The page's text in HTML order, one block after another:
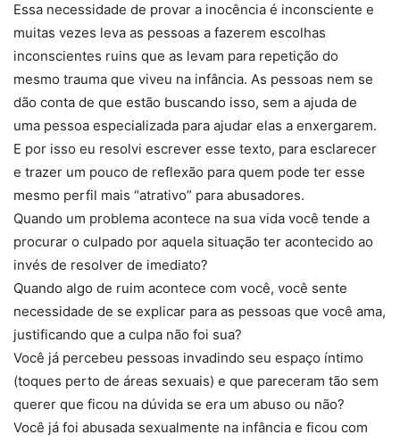
Essa necessidade de provar a inocência é inconsciente e
muitas vezes leva as pessoas a fazerem escolhas
inconscientes ruins que as levam para repetição do
mesmo trauma que viveu na infância. As pessoas nem se
dão conta de que estão buscando isso, sem a ajuda de
uma pessoa especializada para ajudar elas a enxergarem.
E por isso eu resolvi escrever esse texto, para esclarecer
e trazer um pouco de reflexão para quem pode ter esse
mesmo perfil mais “atrativo” para abusadores.
Quando um problema acontece na sua vida você tende a
procurar o culpado por aquela situação ter acontecido ao
invés de resolver de imediato?
Quando algo de ruim acontece com você, você sente
necessidade de se explicar para as pessoas que você ama,
justificando que a culpa não foi sua?
Você já percebeu pessoas invadindo seu espaço íntimo
(toques perto de áreas sexuais) e que pareceram tão sem
querer que ficou na dúvida se era um abuso ou não?
Você já foi abusada sexualmente na infância e ficou com